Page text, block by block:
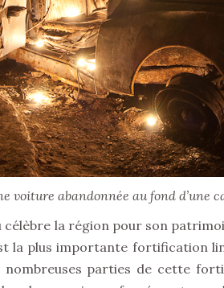
voiture abandonnée au fond d’une
célèbre la région pour son
la plus importante fortification
parties de cette